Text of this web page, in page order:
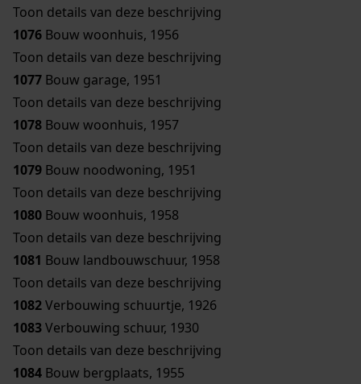
Toon details van deze beschrijving
1076 Bouw woonhuis, 1956
Toon details van deze beschrijving
1077 Bouw garage, 1951
Toon details van deze beschrijving
1078 Bouw woonhuis, 1957
Toon details van deze beschrijving
1079 Bouw noodwoning, 1951
Toon details van deze beschrijving
1080 Bouw woonhuis, 1958
Toon details van deze beschrijving
1081 Bouw landbouwschuur, 1958
Toon details van deze beschrijving
1082Verbouwing schuurtje, 1926
1083Verbouwing schuur, 1930
Toon details van deze beschrijving
1084 Bouw bergplaats, 1955